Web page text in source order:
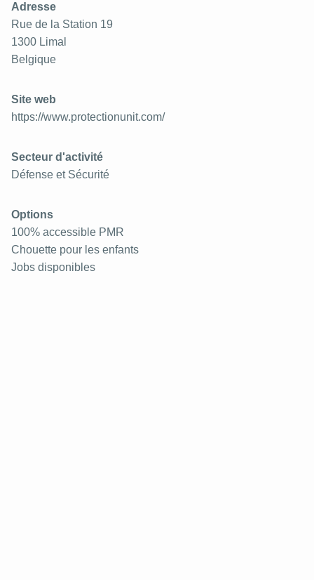
Adresse
Rue de la Station 19
1300 Limal
Belgique
Site web
https://www.protectionunit.com/
Secteur d'activité
Défense et Sécurité
Options
100% accessible PMR
Chouette pour les enfants
Jobs disponibles